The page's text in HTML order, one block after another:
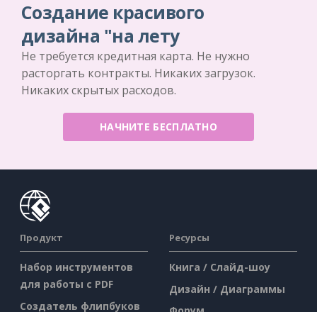
Создание красивого
дизайна "на лету
Не требуется кредитная карта. Не нужно
расторгать контракты. Никаких загрузок.
Никаких скрытых расходов.
НАЧНИТЕ БЕСПЛАТНО
Продукт
Набор инструментов
для работы с PDF
Создатель флипбуков
Ресурсы
Книга / Слайд-шоу
Дизайн / Диаграммы